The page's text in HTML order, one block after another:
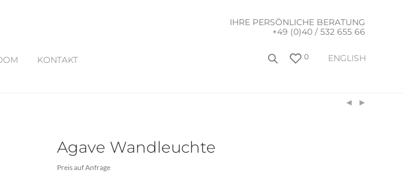
IHRE PERSÖNLICHE BERATUNG
+49 (0)40 / 532 655 66
KONTAKT ENGLISH
0
Agave Wandleuchte
Preis auf Anfrage